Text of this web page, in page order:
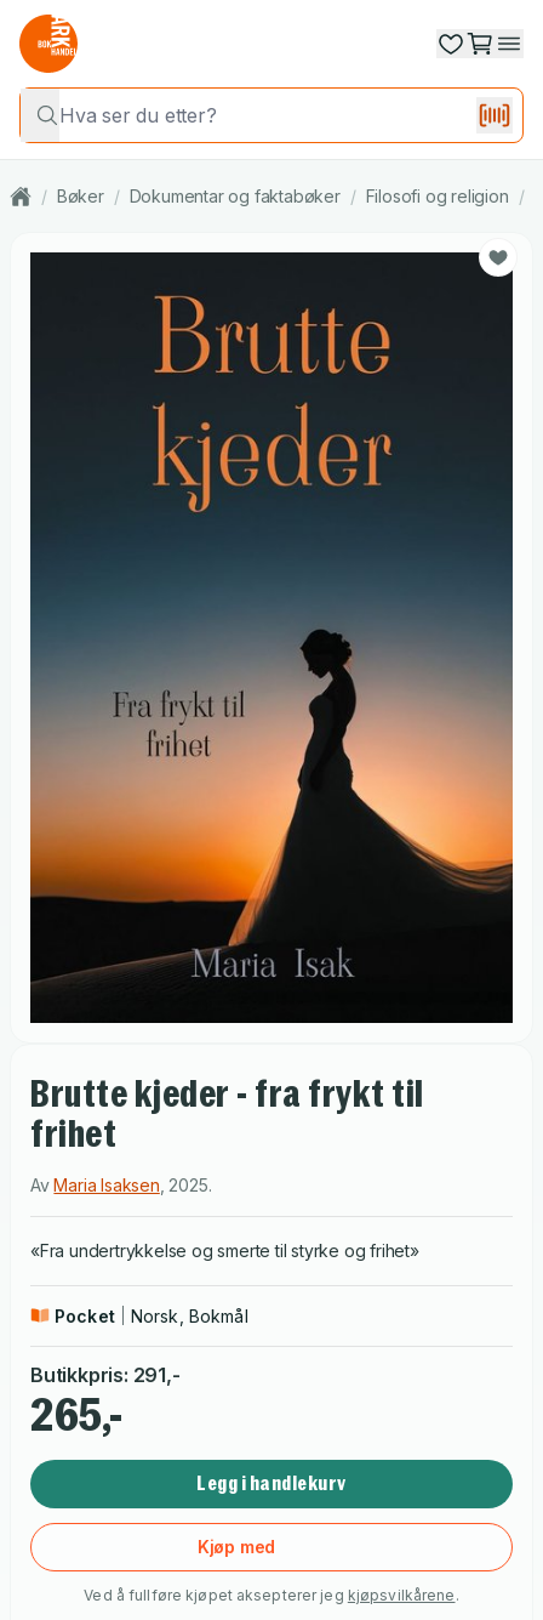
/ Bøker / Dokumentar og faktabøker / Filosofi og religion /
Brutte kjeder - fra frykt til
frihet
AvMaria Isaksen 2025.
«Fra undertrykkelse og smerte til styrke og frihet»
Pocket Norsk, Bokmål
Butikkpris: 291,-
265,-
Legg i handlekurv
Kjøp med
Ved å fullføre kjøpet aksepterer jeg kjøpsvilkårene .